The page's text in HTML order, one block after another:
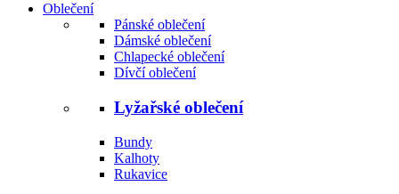
Oblečení
Pánské oblečení
Dámské oblečení
Chlapecké oblečení
Dívčí oblečení
Lyžařské oblečení
Bundy
Kalhoty
Rukavice